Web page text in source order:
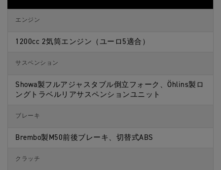
エンジン
1200cc 2気筒エンジン（ユーロ5適合）
サスペンション
Showa製フルアジャスタブル倒立フォーク、Öhlins製ロ
ングトラベルリアサスペンションユニット
ブレーキ
Brembo製M50前後ブレーキ、切替式ABS
クラッチ